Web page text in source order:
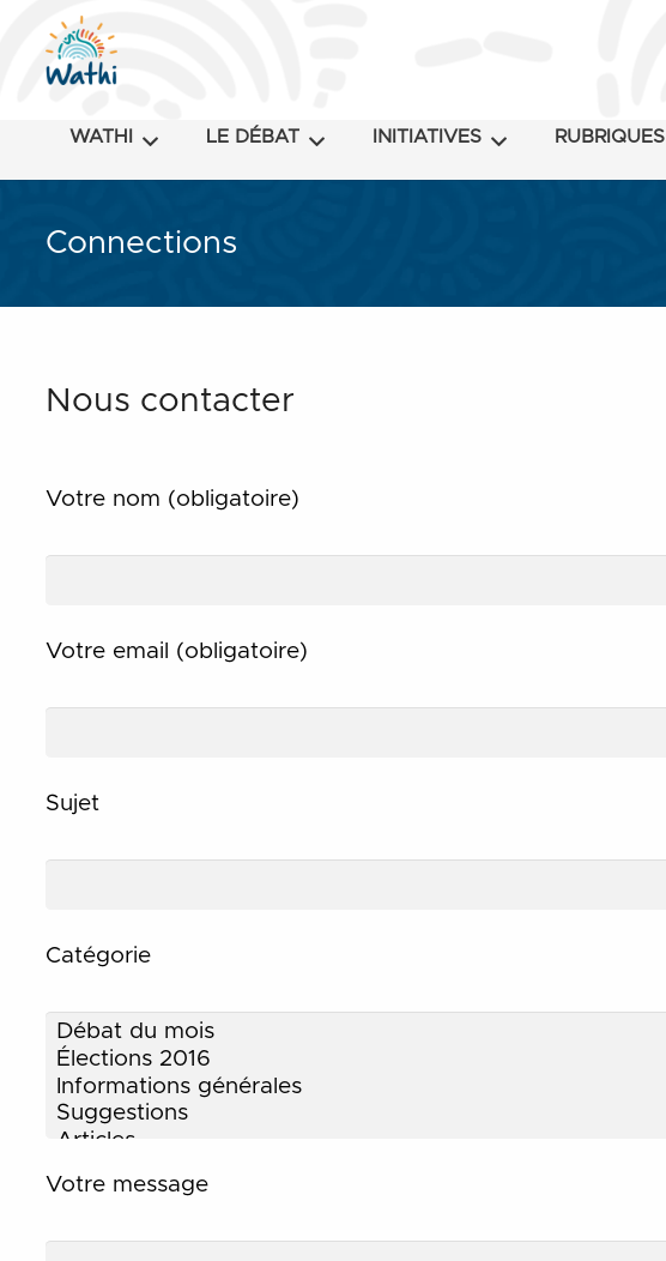
WATHI LE DÉBAT INITIATIVES RUBRIQUES
Connections
Nous contacter
Votre nom (obligatoire)
Votre email (obligatoire)
Sujet
Catégorie
Votre message